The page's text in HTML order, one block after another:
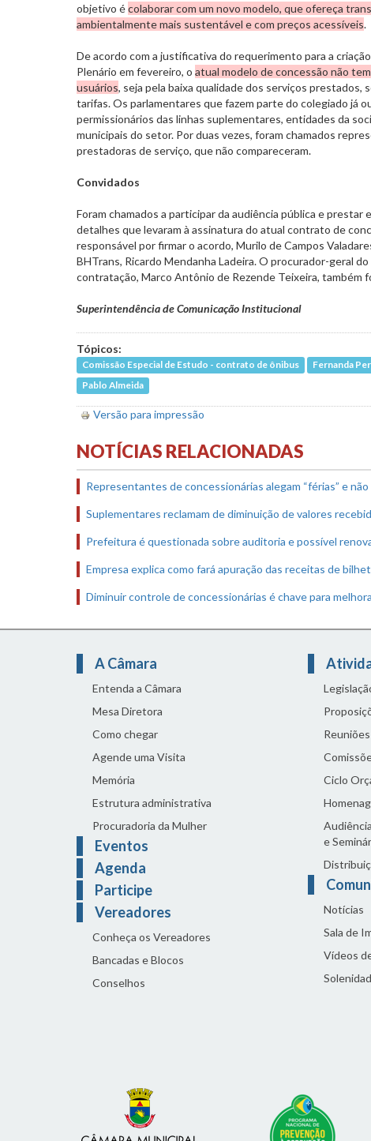
objetivo écolaborar com um novo modelo, que ofereça
ambientalmente mais sustentável e com preços acessíveis.
De acordo com a justificativa do requerimento para a
Plenário em fevereiro, o atual modelo de concessão não
usuários, seja pela baixa qualidade dos serviços prestados,
tarifas. Os parlamentares que fazem parte do colegiado já
permissionários das linhas suplementares, entidades da
municipais do setor. Por duas vezes, foram chamados
prestadoras de serviço, que não compareceram.
Convidados
Foram chamados a participar da audiência pública e prestar
detalhes que levaram à assinatura do atual contrato de
responsável por firmar o acordo, Murilo de Campos
BHTrans, Ricardo Mendanha Ladeira. O procurador-geral
contratação, Marco Antônio de Rezende Teixeira, também
Superintendência de Comunicação Institucional
Tópicos:
Comissão Especial de Estudo - contrato de ônibus Fernanda
Pablo Almeida
Versão para impressão
NOTÍCIAS RELACIONADAS
Representantes de concessionárias alegam “férias” e
Suplementares reclamam de diminuição de valores
Prefeitura é questionada sobre auditoria e possível
Empresa explica como fará apuração das receitas de
Diminuir controle de concessionárias é chave para
A Câmara
Entenda a Câmara
Mesa Diretora
Como chegar
Agende uma Visita
Memória
Estrutura administrativa
Procuradoria da Mulher
Eventos
Agenda
Participe
Vereadores
Conheça os Vereadores
Bancadas e Blocos
Conselhos
Reuniões
Ciclo
e
Notícias
Sala de
Vídeos